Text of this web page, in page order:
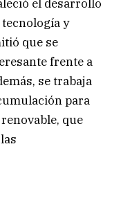
el desarrollo
tecnología y
que se
frente a
se trabaja
para
que